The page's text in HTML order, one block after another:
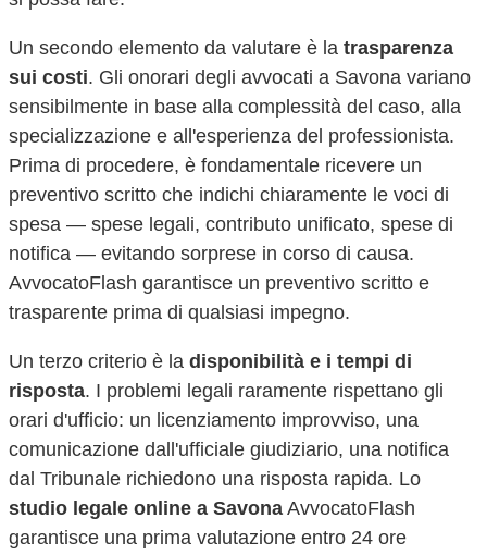
Un secondo elemento da valutare è la trasparenza
sui costi. Gli onorari degli avvocati a Savona variano
sensibilmente in base alla complessità del caso, alla
specializzazione e all'esperienza del professionista.
Prima di procedere, è fondamentale ricevere un
preventivo scritto che indichi chiaramente le voci di
spesa — spese legali, contributo unificato, spese di
notifica — evitando sorprese in corso di causa.
AvvocatoFlash garantisce un preventivo scritto e
trasparente prima di qualsiasi impegno.
Un terzo criterio è la disponibilità e i tempi di
risposta. I problemi legali raramente rispettano gli
orari d'ufficio: un licenziamento improvviso, una
comunicazione dall'ufficiale giudiziario, una notifica
dal Tribunale richiedono una risposta rapida. Lo
studio legale online a Savona AvvocatoFlash
garantisce una prima valutazione entro 24 ore